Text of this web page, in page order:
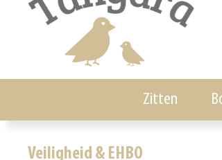
Zitten
Veiligheid & EHBO